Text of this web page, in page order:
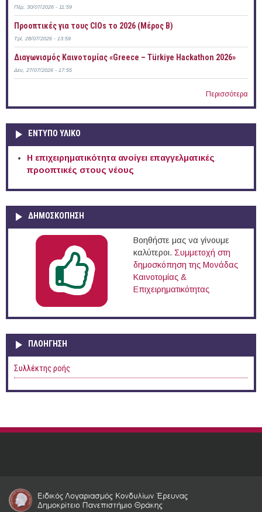
Πέμ, 30/07/2026 - 11:59
Προοπτικές για τους CIOs το 2026 (Μέρος Β)
Τρί, 28/07/2026 - 13:59
Διαγωνισμός Καινοτομίας «Greece – Türkiye Hackathon 2026»
Δευ, 27/07/2026 - 17:55
Περισσότερα
ΕΝΤΥΠΟ ΥΛΙΚΟ
Η επιχειρηματικότητα ανοίγει επαγγελματικές
προοπτικές στους νέους
ΔΗΜΟΣΚΟΠΗΣΗ
Βοηθήστε μας να γίνουμε
καλύτεροι. Συμμετοχή στη
δημοσκόπηση της Μονάδας
Καινοτομίας &
Επιχειρηματικότητας
ΠΛΟΉΓΗΣΗ
Συλλέκτης ροής